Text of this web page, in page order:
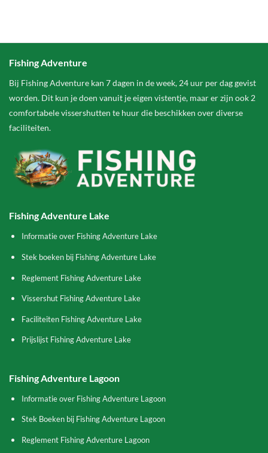
Fishing Adventure
Bij Fishing Adventure kan 7 dagen in de week, 24 uur per dag gevist
worden. Dit kun je doen vanuit je eigen vistentje, maar er zijn ook 2
comfortabele vissershutten te huur die beschikken over diverse
faciliteiten.
Fishing Adventure Lake
Informatie over Fishing Adventure Lake
Stek boeken bij Fishing Adventure Lake
Reglement Fishing Adventure Lake
Vissershut Fishing Adventure Lake
Faciliteiten Fishing Adventure Lake
Prijslijst Fishing Adventure Lake
Fishing Adventure Lagoon
Informatie over Fishing Adventure Lagoon
Stek Boeken bij Fishing Adventure Lagoon
Reglement Fishing Adventure Lagoon